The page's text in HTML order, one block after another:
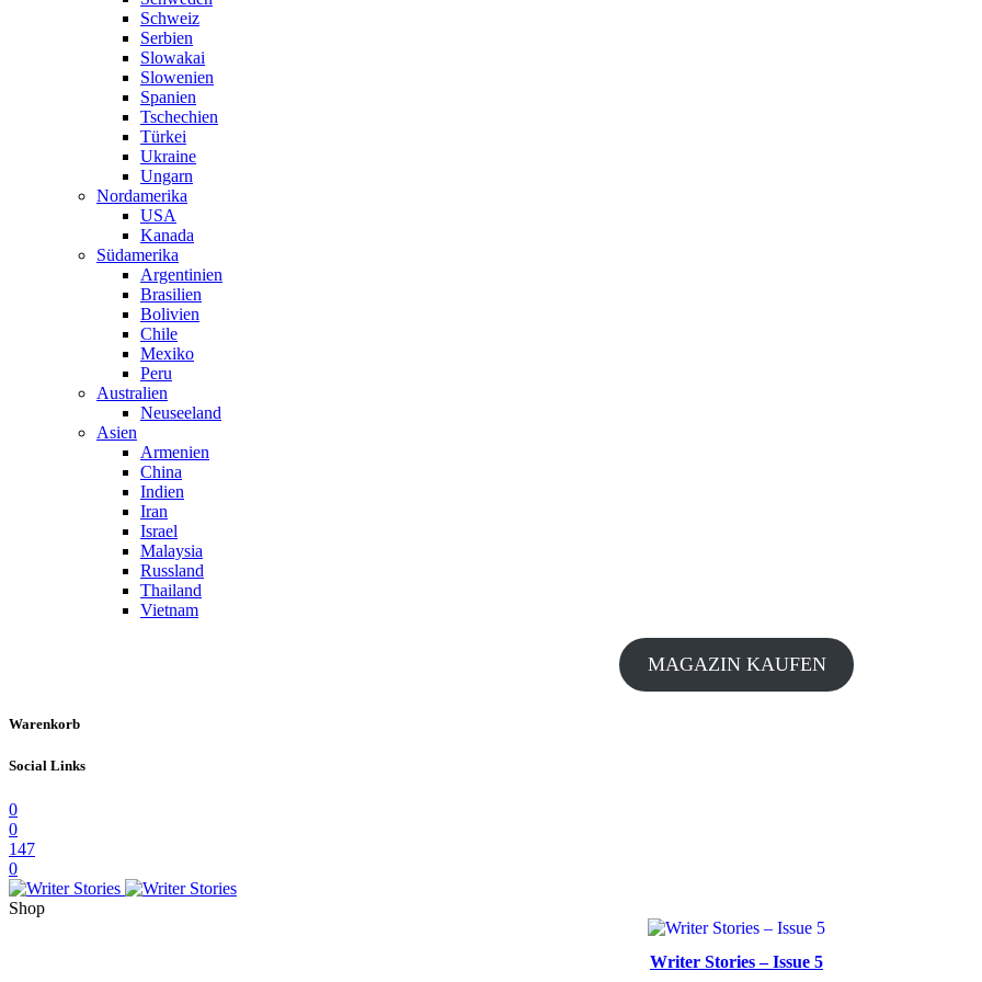
Schweiz
Serbien
Slowakai
Slowenien
Spanien
Tschechien
Türkei
Ukraine
Ungarn
Nordamerika
USA
Kanada
Südamerika
Argentinien
Brasilien
Bolivien
Chile
Mexiko
Peru
Australien
Neuseeland
Asien
Armenien
China
Indien
Iran
Israel
Malaysia
Russland
Thailand
Vietnam
MAGAZIN KAUFEN
Warenkorb
Social Links
0
0
147
0
Shop
Writer Stories – Issue 5